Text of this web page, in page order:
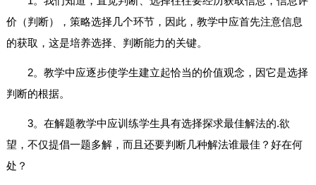
价（判断），策略选择几个环节，因此，教学中应首先注意信息
的获取，这是培养选择、判断能力的关键。
2。教学中应逐步使学生建立起恰当的价值观念，因它是选择
判断的根据。
3。在解题教学中应训练学生具有选择探求最佳解法的.欲
望，不仅提倡一题多解，而且还要判断几种解法谁最佳？好在何
处？